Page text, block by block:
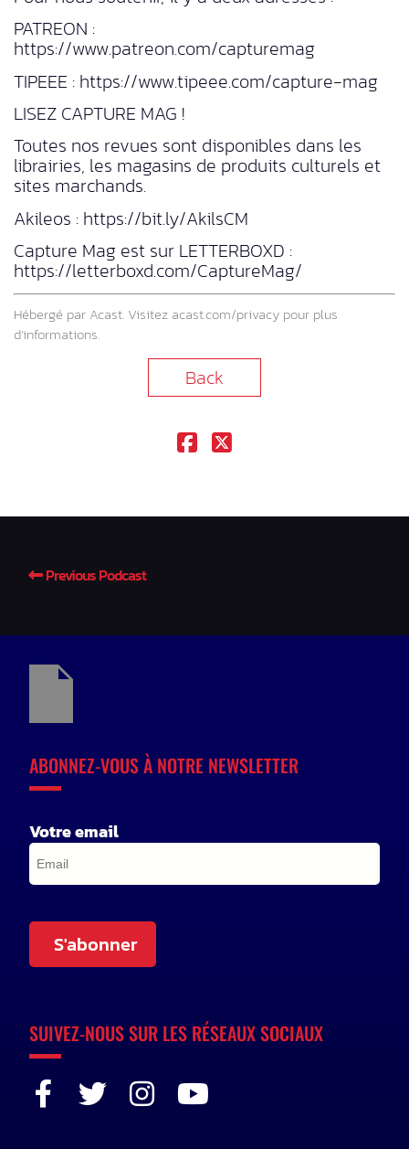
PATREON :
https://www.patreon.com/capturemag
TIPEEE : https://www.tipeee.com/capture-mag
LISEZ CAPTURE MAG !
Toutes nos revues sont disponibles dans les
librairies, les magasins de produits culturels et
sites marchands.
Akileos : https://bit.ly/AkilsCM
Capture Mag est sur LETTERBOXD :
https://letterboxd.com/CaptureMag/
Hébergé par Acast. Visitez acast.com/privacy pour plus
d’informations.
Back
Previous Podcast
ABONNEZ-VOUS À NOTRE NEWSLETTER
Votre email
S'abonner
SUIVEZ-NOUS SUR LES RÉSEAUX SOCIAUX